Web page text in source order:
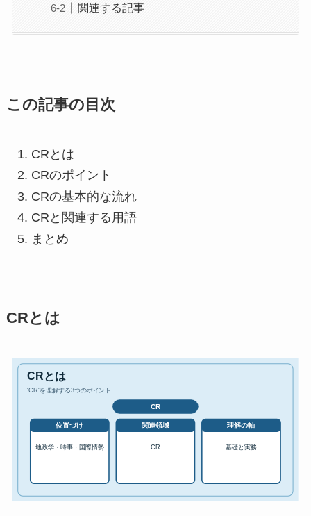
関連する記事
この記事の目次
CRとは
CRのポイント
CRの基本的な流れ
CRと関連する用語
まとめ
CRとは